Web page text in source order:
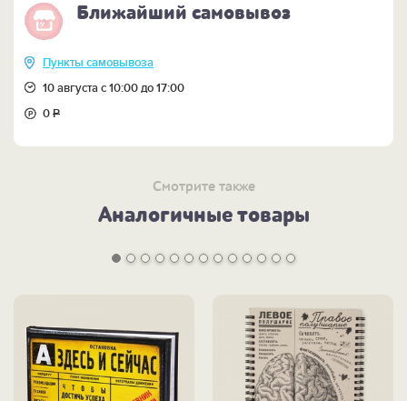
Ближайший самовывоз
Пункты самовывоза
10 августа с 10:00 до 17:00
0Р
Смотрите также
Аналогичные товары